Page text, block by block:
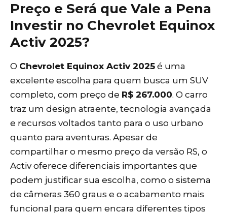
Preço e Será que Vale a Pena
Investir no Chevrolet Equinox
Activ 2025?
O Chevrolet Equinox Activ 2025 é uma
excelente escolha para quem busca um SUV
completo, com preço de R$ 267.000. O carro
traz um design atraente, tecnologia avançada
e recursos voltados tanto para o uso urbano
quanto para aventuras. Apesar de
compartilhar o mesmo preço da versão RS, o
Activ oferece diferenciais importantes que
podem justificar sua escolha, como o sistema
de câmeras 360 graus e o acabamento mais
funcional para quem encara diferentes tipos